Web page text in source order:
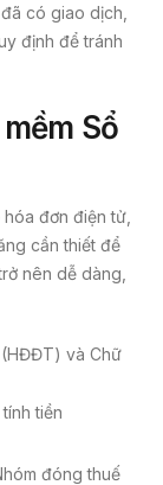
có giao dịch,
định để tránh
Sổ
đơn điện tử,
cần thiết để
nên dễ dàng,
(HĐĐT) và Chữ
tiền
đóng thuế